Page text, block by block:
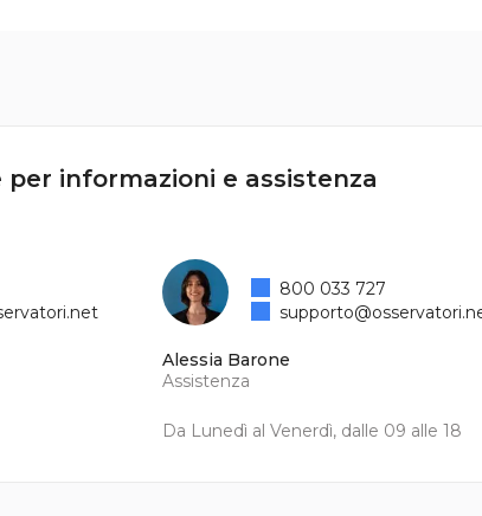
per informazioni e assistenza
Alessia Barone
Assistenza
Da Lunedì al Venerdì, dalle 09 alle 18
800 033 727